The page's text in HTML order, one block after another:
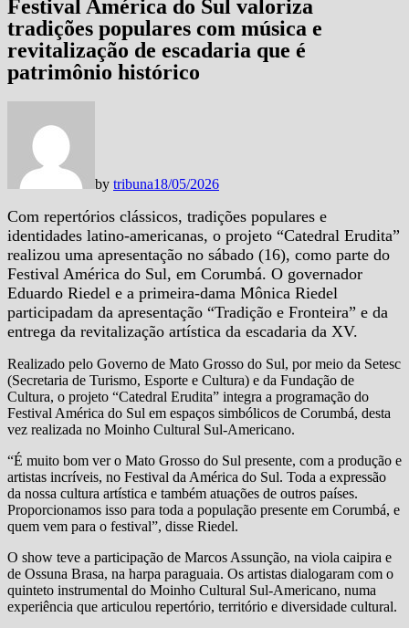
Festival América do Sul valoriza
tradições populares com música e
revitalização de escadaria que é
patrimônio histórico
by tribuna18/05/2026
Com repertórios clássicos, tradições populares e
identidades latino-americanas, o projeto “Catedral Erudita”
realizou uma apresentação no sábado (16), como parte do
Festival América do Sul, em Corumbá. O governador
Eduardo Riedel e a primeira-dama Mônica Riedel
participadam da apresentação “Tradição e Fronteira” e da
entrega da revitalização artística da escadaria da XV.
Realizado pelo Governo de Mato Grosso do Sul, por meio da Setesc
(Secretaria de Turismo, Esporte e Cultura) e da Fundação de
Cultura, o projeto “Catedral Erudita” integra a programação do
Festival América do Sul em espaços simbólicos de Corumbá, desta
vez realizada no Moinho Cultural Sul-Americano.
“É muito bom ver o Mato Grosso do Sul presente, com a produção e
artistas incríveis, no Festival da América do Sul. Toda a expressão
da nossa cultura artística e também atuações de outros países.
Proporcionamos isso para toda a população presente em Corumbá, e
quem vem para o festival”, disse Riedel.
O show teve a participação de Marcos Assunção, na viola caipira e
de Ossuna Brasa, na harpa paraguaia. Os artistas dialogaram com o
quinteto instrumental do Moinho Cultural Sul-Americano, numa
experiência que articulou repertório, território e diversidade cultural.